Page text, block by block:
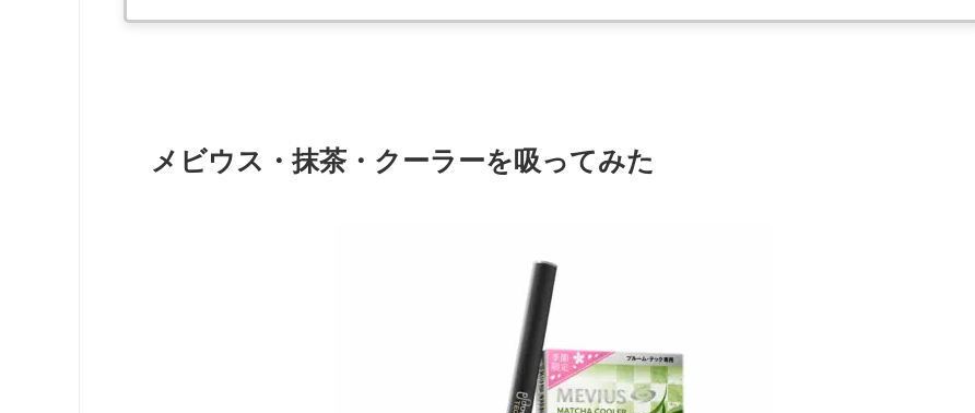
メビウス・抹茶・クーラーを吸ってみた